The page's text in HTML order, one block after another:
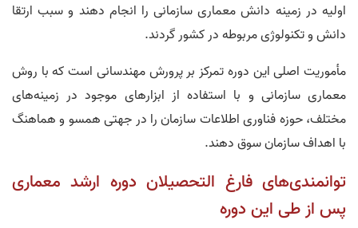
اولیه در زمینه دانش معماری سازمانی را انجام دهند و سبب ارتقا
دانش و تکنولوژی مربوطه در کشور گردند.
مأموریت اصلی این دوره تمرکز بر پرورش مهندسانی است که با روش
معماری سازمانی و با استفاده از ابزارهای موجود در زمینه‌های
مختلف، حوزه فناوری اطلاعات سازمان را در جهتی همسو و هماهنگ
با اهداف سازمان سوق دهند.
توانمندی‌های فارغ التحصیلان دوره ارشد معماری
پس از طی این دوره